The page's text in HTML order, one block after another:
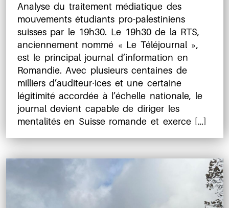
l’article
Analyse du traitement médiatique des
mouvements étudiants pro-palestiniens
suisses par le 19h30. Le 19h30 de la RTS,
anciennement nommé « Le Téléjournal »,
est le principal journal d’information en
Romandie. Avec plusieurs centaines de
milliers d’auditeur⸱ices et une certaine
légitimité accordée à l’échelle nationale, le
journal devient capable de diriger les
mentalités en Suisse romande et exerce […]